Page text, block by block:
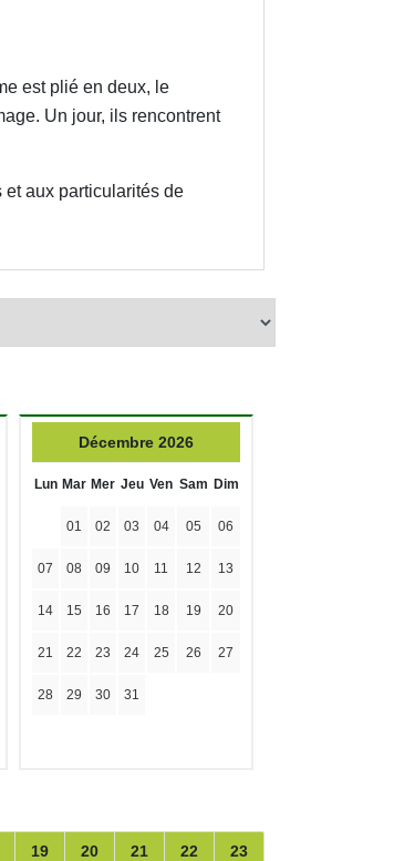
est plié en deux, le
Un jour, ils rencontrent
aux particularités de
Décembre 2026
Lun Mar Mer Jeu Ven Sam Dim
01 02 03 04 05 06
07 08 09 10 11 12 13
14 15 16 17 18 19 20
21 22 23 24 25 26 27
28 29 30 31
19 20 21 22 23